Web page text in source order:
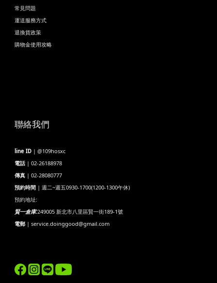
常見問題
運送服務方式
退換貨政策
購物金使用攻略
聯絡我們
line ID | @109hosxc
電話 | 02-26188978
傳真 | 02-28080777
預約時間 | 週二~週五0930-1700(1200-1300午休)
預約地址:
賢一倉庫:249005 新北市八里區賢一街189-1號
電郵 | service.doinggood@gmail.com